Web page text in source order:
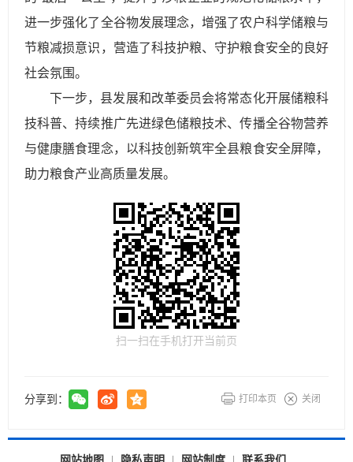
进一步强化了全谷物发展理念，增强了农户科学储粮与
节粮减损意识，营造了科技护粮、守护粮食安全的良好
社会氛围。
下一步，县发展和改革委员会将常态化开展储粮科
技科普、持续推广先进绿色储粮技术、传播全谷物营养
与健康膳食理念，以科技创新筑牢全县粮食安全屏障，
助力粮食产业高质量发展。
扫一扫在手机打开当前页
分享到： 打印本页 关闭